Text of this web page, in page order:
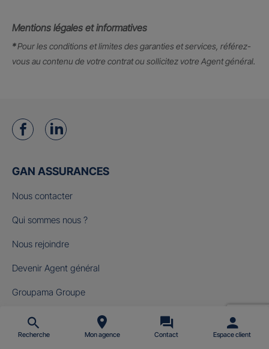
Mentions légales et informatives
*Pour les conditions et limites des garanties et services, référez-
vous au contenu de votre contrat ou sollicitez votre Agent général.
Recherche Mon agence Contact Espace client
GAN ASSURANCES
Nous contacter
Qui sommes nous ?
Nous rejoindre
Devenir Agent général
Groupama Groupe
Fondation Gan pour le Cinéma
NOS OFFRES